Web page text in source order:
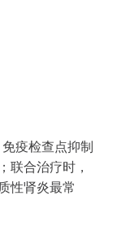
疫检查点抑制
联合治疗时，
性肾炎最常